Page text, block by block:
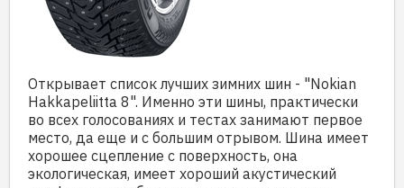
Открывает список лучших зимних шин - "Nokian
Hakkapeliitta 8". Именно эти шины, практически
во всех голосованиях и тестах занимают первое
место, да еще и с большим отрывом. Шина имеет
хорошее сцепление с поверхность, она
экологическая, имеет хороший акустический